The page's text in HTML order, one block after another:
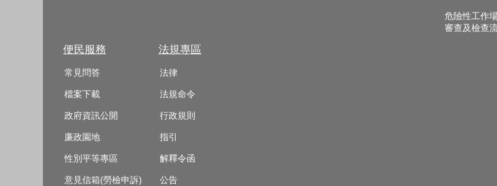
危險性工作
審查及檢查
便民服務
常見問答
檔案下載
政府資訊公開
廉政園地
性別平等專區
意見信箱(勞檢申訴)
法規專區
法律
法規命令
行政規則
指引
解釋令函
公告